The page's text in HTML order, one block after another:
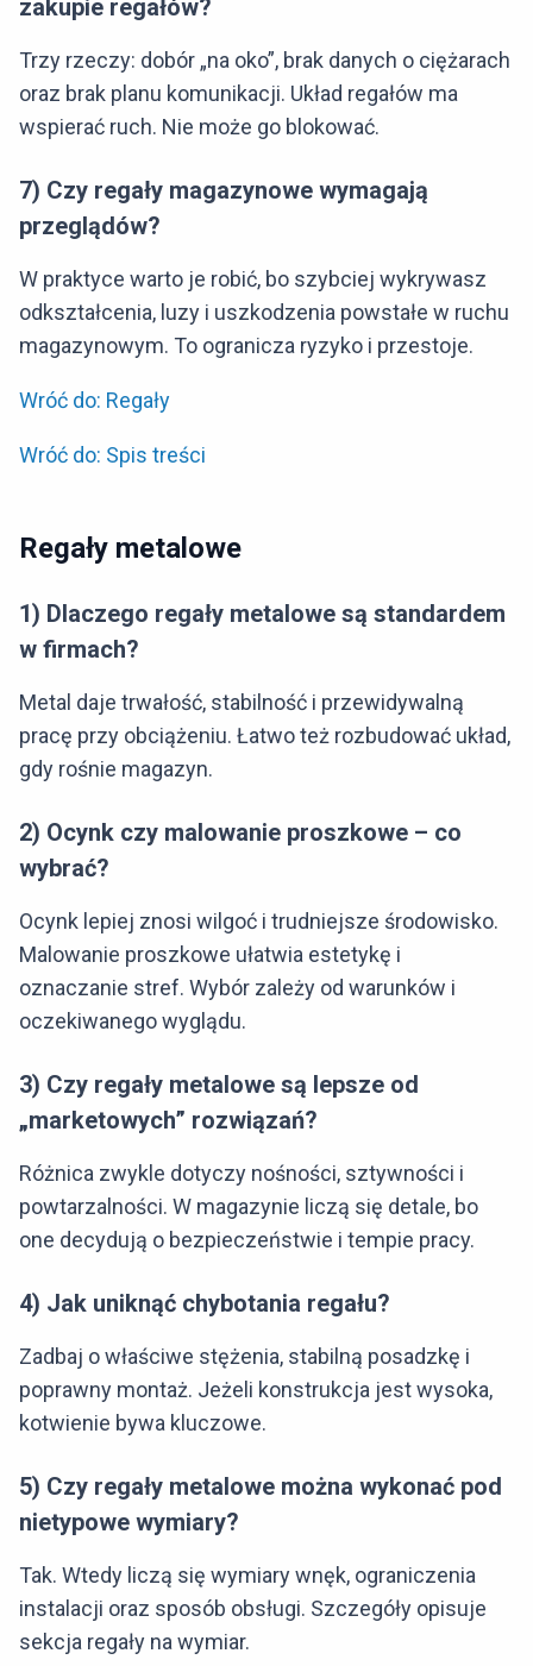
zakupie regałów?
Trzy rzeczy: dobór „na oko”, brak danych o ciężarach
oraz brak planu komunikacji. Układ regałów ma
wspierać ruch. Nie może go blokować.
7) Czy regały magazynowe wymagają
przeglądów?
W praktyce warto je robić, bo szybciej wykrywasz
odkształcenia, luzy i uszkodzenia powstałe w ruchu
magazynowym. To ogranicza ryzyko i przestoje.
Wróć do: Regały
Wróć do: Spis treści
Regały metalowe
1) Dlaczego regały metalowe są standardem
w firmach?
Metal daje trwałość, stabilność i przewidywalną
pracę przy obciążeniu. Łatwo też rozbudować układ,
gdy rośnie magazyn.
2) Ocynk czy malowanie proszkowe – co
wybrać?
Ocynk lepiej znosi wilgoć i trudniejsze środowisko.
Malowanie proszkowe ułatwia estetykę i
oznaczanie stref. Wybór zależy od warunków i
oczekiwanego wyglądu.
3) Czy regały metalowe są lepsze od
„marketowych” rozwiązań?
Różnica zwykle dotyczy nośności, sztywności i
powtarzalności. W magazynie liczą się detale, bo
one decydują o bezpieczeństwie i tempie pracy.
4) Jak uniknąć chybotania regału?
Zadbaj o właściwe stężenia, stabilną posadzkę i
poprawny montaż. Jeżeli konstrukcja jest wysoka,
kotwienie bywa kluczowe.
5) Czy regały metalowe można wykonać pod
nietypowe wymiary?
Tak. Wtedy liczą się wymiary wnęk, ograniczenia
instalacji oraz sposób obsługi. Szczegóły opisuje
sekcja regały na wymiar.